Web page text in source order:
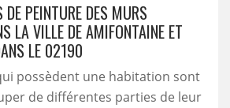
DE PEINTURE DES MURS
LA VILLE DE AMIFONTAINE ET
LE 02190
possèdent une habitation sont
de différentes parties de leur